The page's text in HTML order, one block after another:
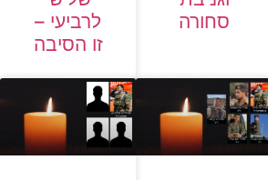
סחורה
לרביעי –
זו הסיבה